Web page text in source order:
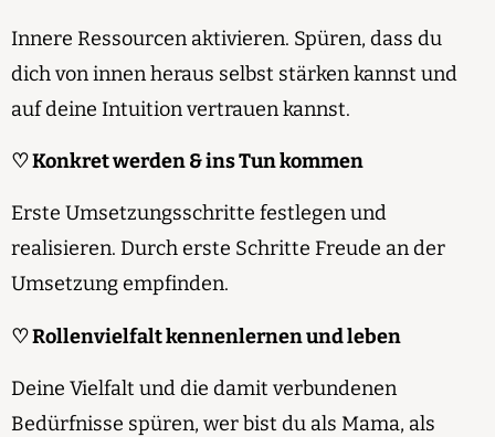
Innere Ressourcen aktivieren. Spüren, dass du
dich von innen heraus selbst stärken kannst und
auf deine Intuition vertrauen kannst.
♡ Konkret werden & ins Tun kommen
Erste Umsetzungsschritte festlegen und
realisieren. Durch erste Schritte Freude an der
Umsetzung empfinden.
♡ Rollenvielfalt kennenlernen und leben
Deine Vielfalt und die damit verbundenen
Bedürfnisse spüren, wer bist du als Mama, als